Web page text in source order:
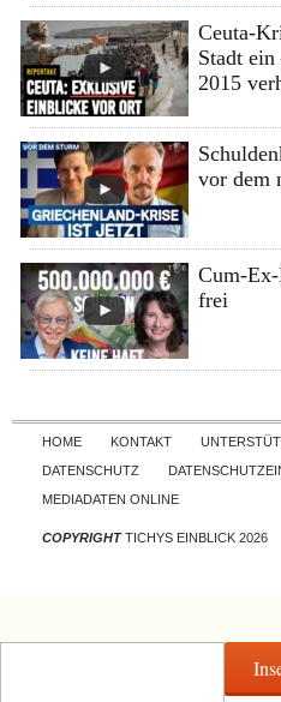
Ceuta-
Stadt
2015
vor dem
Cum-
frei
HOME KONTAKT
DATENSCHUTZ
MEDIADATEN ONLINE
COPYRIGHTTICHYS EINBLICK 2026